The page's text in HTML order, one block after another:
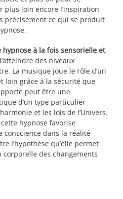
plus loin encore l’inspiration
précisément ce qui se produit
hypnose à la fois sensorielle et
des niveaux
La musique joue le rôle d’un
loin grâce à la sécurité que
peut être une
d’un type particulier
et les lois de l’Univers.
hypnose favorise
conscience dans la réalité
l’hypothèse qu’elle permet
des changements